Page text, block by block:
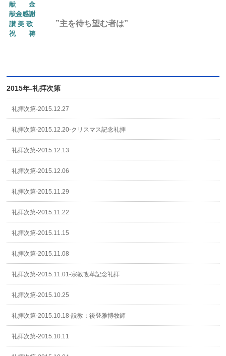
献 金
献金感謝
讃 美 歌
”主を待ち望む者は”
祝 祷
2015年-礼拝次第
礼拝次第-2015.12.27
礼拝次第-2015.12.20-クリスマス記念礼拝
礼拝次第-2015.12.13
礼拝次第-2015.12.06
礼拝次第-2015.11.29
礼拝次第-2015.11.22
礼拝次第-2015.11.15
礼拝次第-2015.11.08
礼拝次第-2015.11.01-宗教改革記念礼拝
礼拝次第-2015.10.25
礼拝次第-2015.10.18-説教：後登雅博牧師
礼拝次第-2015.10.11